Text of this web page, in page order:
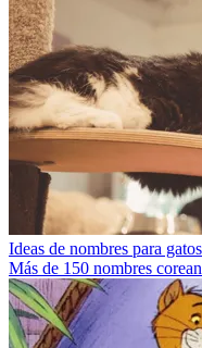
Ideas de nombres para gatos
Más de 150 nombres